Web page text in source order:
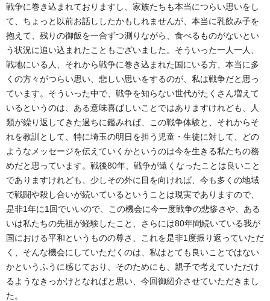
戦争に巻き込まれておりますし、家族たちも本当につらい思いをし
て、ちょっと以前お話ししたかもしれませんが、本当に乳飲み子を
抱えて、残りの御飯を一合ずつ測りながら、食べるものがないとい
う状況に追い込まれたこともございました。そういった一人一人、
戦地にいる人、それから戦争に巻き込まれた国にいる方、本当に多
くの方々がつらい思い、悲しい思いをするのが、私は戦争だと思っ
ています。そういった中で、戦争を知らない世代がたくさん増えて
いるというのは、ある意味喜ばしいことではありますけれども、人
類が繰り返してきた過ちに鑑みれば、この戦争体験と、それからそ
れを教訓として、特に埼玉の明日を担う児童・生徒に対して、どの
ようなメッセージを伝えていくかというのは今を生きる私たちの務
めだと思っています。戦後80年、戦争が遠くなったことは良いこと
でありますけれども、少しその外に目を向ければ、今も多くの地域
で戦闘や殺し合いが続いているということは現実でありますので、
是非1年に1回でいいので、この機会に今一度戦争の悲惨さや、ある
いは私たちの先祖が経験したこと、さらには80年間続いている我が
国における平和というものの尊さ、これを是非1度振り返っていただ
く、そんな機会にしていただくのは、私はとても良いことではない
かというふうに感じており、そのためにも、親子で考えていただけ
るようなきっかけとなればと思い、今回御紹介させていただきまし
た。